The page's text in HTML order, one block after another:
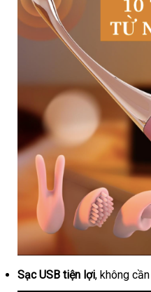
Sạc USB tiện lợidễ
, không